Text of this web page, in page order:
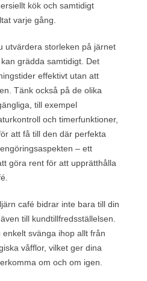
kök och samtidigt
varje gång.
utvärdera storleken på järnet
grädda samtidigt. Det
effektivt utan att
Tänk också på de olika
till exempel
och timerfunktioner,
att få till den där perfekta
– ett
göra rent för att upprätthålla
café bidrar inte bara till din
till kundtillfredsställelsen.
svänga ihop allt från
våfflor, vilket ger dina
om och om igen.